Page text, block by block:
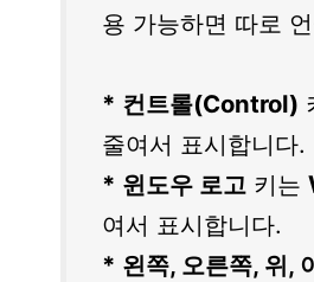
용 가능하면 따로
* 컨트롤(Control)
줄여서 표시합니다.
* 윈도우 로고 키는
여서 표시합니다.
* 왼쪽, 오른쪽, 위,